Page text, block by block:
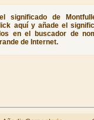
significado de
aquí y añade el
en el buscador de
de Internet.